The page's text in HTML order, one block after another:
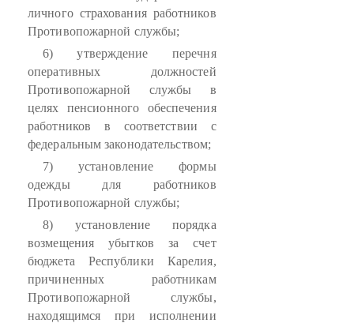
личного страхования работников
Противопожарной службы;
6) утверждение перечня
оперативных должностей
Противопожарной службы в
целях пенсионного обеспечения
работников в соответствии с
федеральным законодательством;
7) установление формы
одежды для работников
Противопожарной службы;
8) установление порядка
возмещения убытков за счет
бюджета Республики Карелия,
причиненных работникам
Противопожарной службы,
находящимся при исполнении